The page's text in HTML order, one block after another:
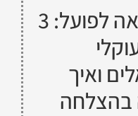
עיקול משכורת הוצאה לפועל: 3
ואיך
בהצלחה